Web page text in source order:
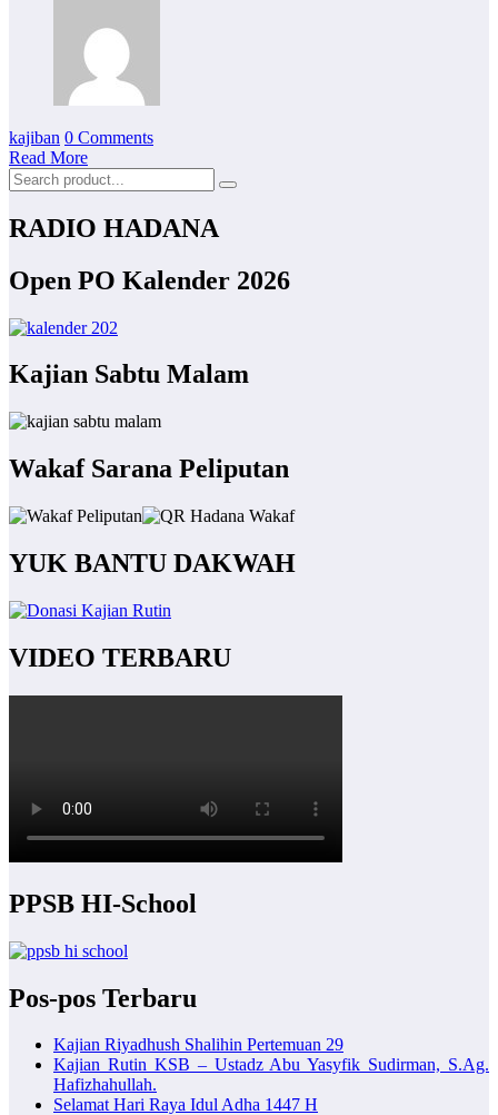
kajiban 0 Comments
Read More
RADIO HADANA
Open PO Kalender 2026
Kajian Sabtu Malam
Wakaf Sarana Peliputan
YUK BANTU DAKWAH
VIDEO TERBARU
PPSB HI-School
Pos-pos Terbaru
Kajian Riyadhush Shalihin Pertemuan 29
Kajian Rutin KSB – Ustadz Abu Yasyfik Sudirman, S.Ag.
Hafizhahullah.
Selamat Hari Raya Idul Adha 1447 H